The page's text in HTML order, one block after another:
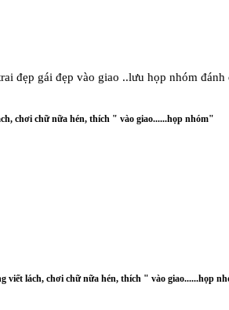
đẹp gái đẹp vào giao ..lưu họp nhóm
chơi chữ nữa hén, thích " vào giao......họp nhóm"
viết lách, chơi chữ nữa hén, thích " vào giao......họp